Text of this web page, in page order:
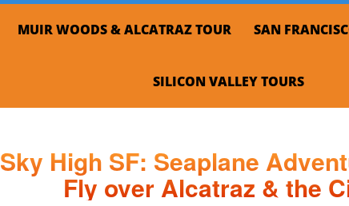
MUIR WOODS & ALCATRAZ TOUR SAN
SILICON VALLEY TOURS
Sky High SF: Seaplane
Fly over Alcatraz & the